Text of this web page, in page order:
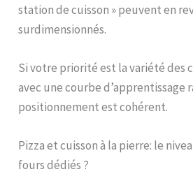
tendres.
BOÎTE:
Ninja
pizza,
fumage,
station de cuisson » peuvent en
surdimensionnés.
Si votre priorité est la variété des
avec une courbe d’apprentissage
positionnement est cohérent.
Pizza et cuisson à la pierre: le
fours dédiés ?